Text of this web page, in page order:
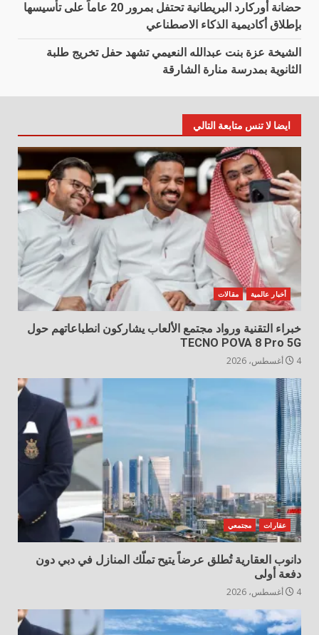
حضانة أوركارد البريطانية تحتفل بمرور 20 عاماً على تأسيسها
بإطلاق أكاديمية الذكاء الاصطناعي
الشيخة عزة بنت عبدالله النعيمي تشهد حفل تخريج طلبة
الثانوية بمدرسة منارة الشارقة
ايضا لا تنس متابعة التالي
أخبار عالمية مقالات
خبراء التقنية ورواد مجتمع الألعاب يشاركون انطباعاتهم حول
TECNO POVA 8 Pro 5G
4 أغسطس، 2026
عقارات مجتمعي
دانوب العقارية تُطلق عرضاً يتيح تملّك المنازل في دبي دون
دفعة أولى
4 أغسطس، 2026